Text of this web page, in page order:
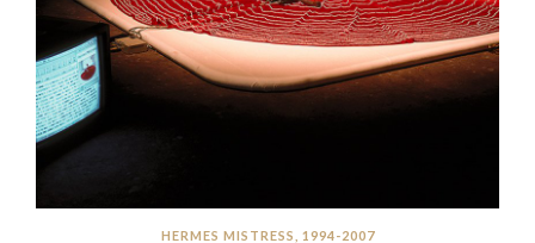
HERMES MISTRESS, 1994-2007